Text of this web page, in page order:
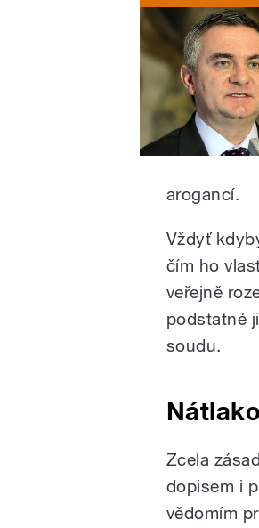
arogancí.
Vždyť
čím ho
veřejně
podstatné
soudu.
Zcela
dopisem i
vědomím